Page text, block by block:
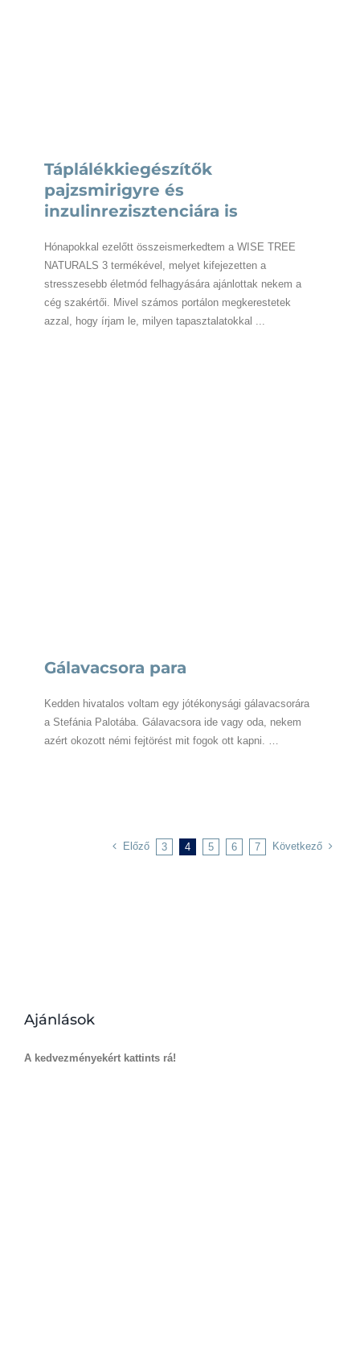
Táplálékkiegészítők
pajzsmirigyre és
inzulinrezisztenciára is
Hónapokkal ezelőtt összeismerkedtem a WISE TREE
NATURALS 3 termékével, melyet kifejezetten a
stresszesebb életmód felhagyására ajánlottak nekem a
cég szakértői. Mivel számos portálon megkerestetek
azzal, hogy írjam le, milyen tapasztalatokkal ...
Gálavacsora para
Kedden hivatalos voltam egy jótékonysági gálavacsorára
a Stefánia Palotába. Gálavacsora ide vagy oda, nekem
azért okozott némi fejtörést mit fogok ott kapni. …
Előző 3 4 5 6 7 Következő
Ajánlások
A kedvezményekért kattints rá!